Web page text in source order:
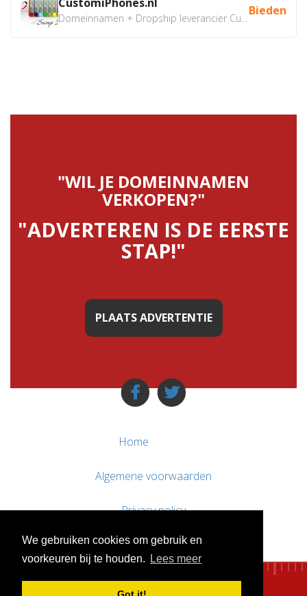
We gebruiken cookies om gebruik en
voorkeuren bij te houden.
Lees meer
Bieden
"WIL JE DOMEINNAMEN
VERKOPEN?"
"ADVERTEREN IS DE EERSTE
STAP!"
PLAATS ADVERTENTIE
Home
Algemene voorwaarden
Privacy policy
Contact / Support